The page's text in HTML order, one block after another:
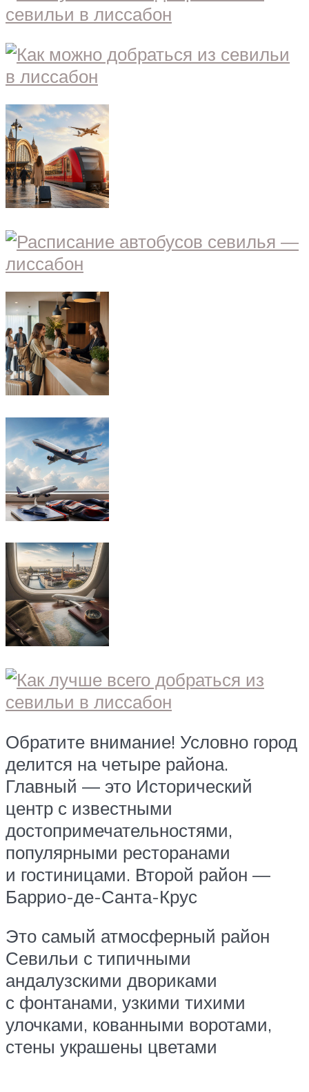
Обратите внимание! Условно город
делится на четыре района.
Главный — это Исторический
центр с известными
достопримечательностями,
популярными ресторанами
и гостиницами. Второй район —
Баррио-де-Санта-Крус
Это самый атмосферный район
Севильи с типичными
андалузскими двориками
с фонтанами, узкими тихими
улочками, кованными воротами,
стены украшены цветами